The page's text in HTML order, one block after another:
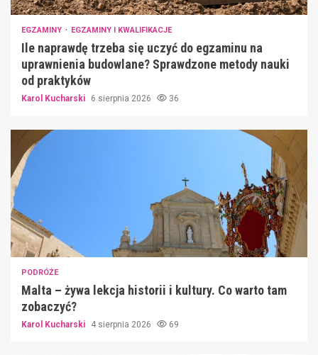
EGZAMINY EGZAMINY I KWALIFIKACJE
Ile naprawdę trzeba się uczyć do egzaminu na
uprawnienia budowlane? Sprawdzone metody nauki
od praktyków
Karol Kucharski 6 sierpnia 2026 36
PODRÓŻE
Malta – żywa lekcja historii i kultury. Co warto tam
zobaczyć?
Karol Kucharski 4 sierpnia 2026 69